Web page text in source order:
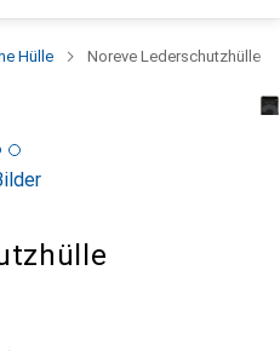
Hülle Noreve Lederschutzhülle